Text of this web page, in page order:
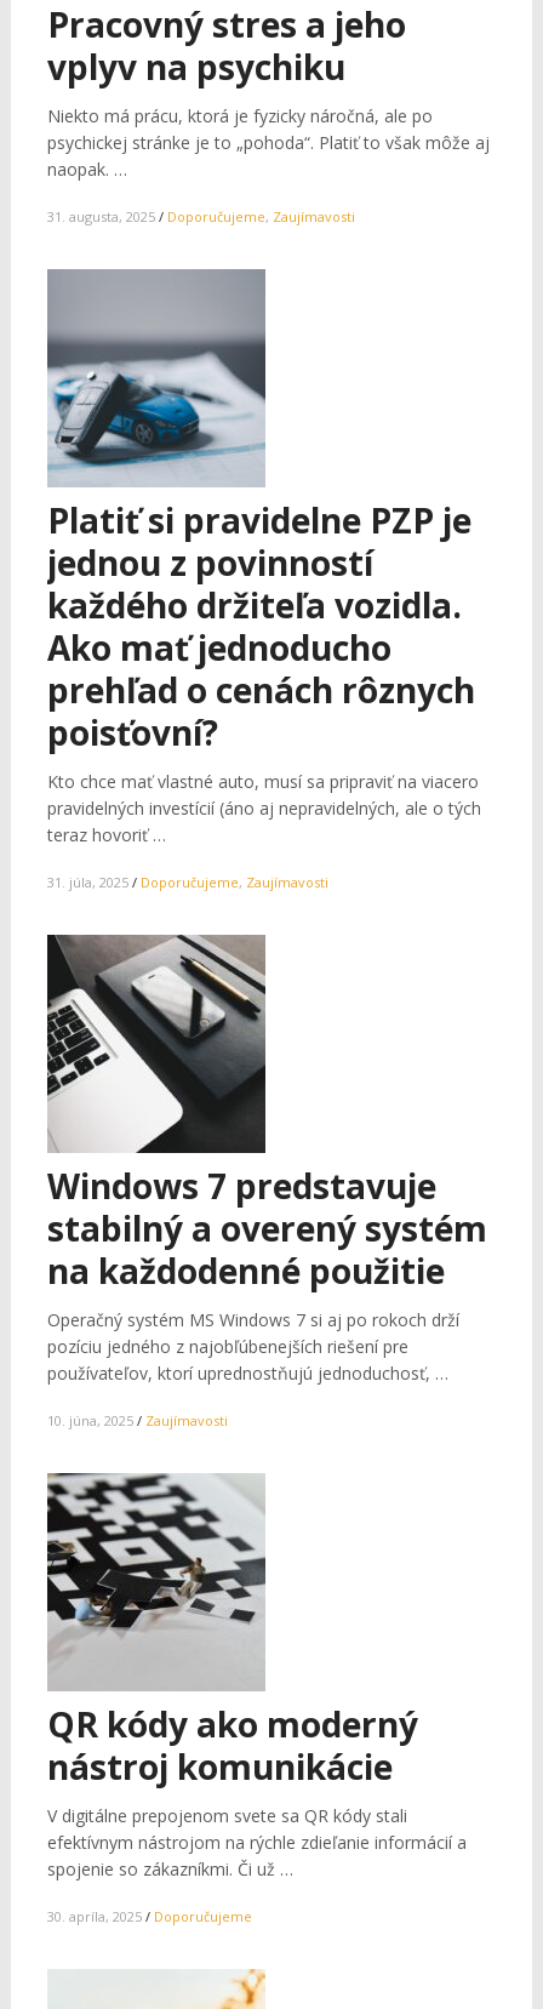
Pracovný stres a jeho
vplyv na psychiku
Niekto má prácu, ktorá je fyzicky náročná, ale po
psychickej stránke je to „pohoda“. Platiť to však môže aj
naopak. …
31. augusta, 2025 / Doporučujeme, Zaujímavosti
Platiť si pravidelne PZP je
jednou z povinností
každého držiteľa vozidla.
Ako mať jednoducho
prehľad o cenách rôznych
poisťovní?
Kto chce mať vlastné auto, musí sa pripraviť na viacero
pravidelných investícií (áno aj nepravidelných, ale o tých
teraz hovoriť …
31. júla, 2025 / Doporučujeme, Zaujímavosti
Windows 7 predstavuje
stabilný a overený systém
na každodenné použitie
Operačný systém MS Windows 7 si aj po rokoch drží
pozíciu jedného z najobľúbenejších riešení pre
používateľov, ktorí uprednostňujú jednoduchosť, …
10. júna, 2025 / Zaujímavosti
QR kódy ako moderný
nástroj komunikácie
V digitálne prepojenom svete sa QR kódy stali
efektívnym nástrojom na rýchle zdieľanie informácií a
spojenie so zákazníkmi. Či už …
30. apríla, 2025 / Doporučujeme